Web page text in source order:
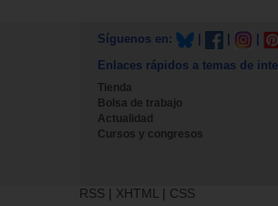
Síguenos en:
Enlaces rápidos a temas de
Tienda
Bolsa de trabajo
Actualidad
Cursos y congresos
RSS | XHTML | CSS